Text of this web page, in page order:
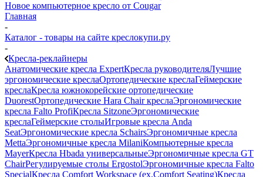
Новое компьютерное кресло от Cougar
Главная
-
Каталог - товары на сайте креслокупи.ру
-
Кресла-реклайнеры
Анатомические кресла ExpertКресла руководителяЛучшие
эргономические креслаОртопедические креслаГеймерские
креслаКресла южнокорейские ортопедические
DuorestОртопедические Hara Chair креслаЭргономические
кресла Falto ProfiКресла SitzoneЭргономические
креслаГеймерские столыИгровые кресла Anda
SeatЭргономические кресла SchairsЭргономичные кресла
MettaЭргономичные кресла MilaniКомпьютерные кресла
MayerКресла Hbada универсальныеЭргономичные кресла GT
ChairРегулируемые столы ErgostolЭргономичные кресла Falto
SpecialКресла Comfort Workspace (ex.Comfort Seating)Кресла